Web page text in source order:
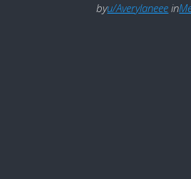
byu/Averylaneee in